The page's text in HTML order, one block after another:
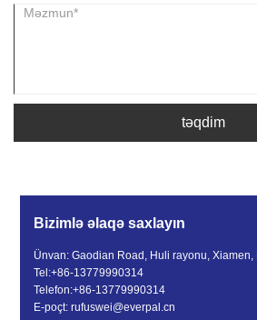
təqdim
Bizimlə əlaqə saxlayın
Ünvan: Gaodian Road, Huli rayonu, Xiamen,
Tel:+86-13779990314
Telefon:+86-13779990314
E-poçt:rufuswei@everpal.cn